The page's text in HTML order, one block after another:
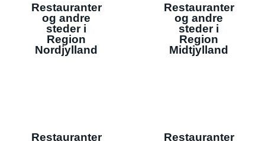
Restauranter
og andre
steder i
Region
Nordjylland
Restauranter
og andre
steder i
Region
Midtjylland
Restauranter
Restauranter